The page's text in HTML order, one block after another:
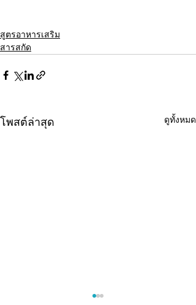
สูตรอาหารเสริม
สารสกัด
โพสต์ล่าสุด ดูทั้งหมด